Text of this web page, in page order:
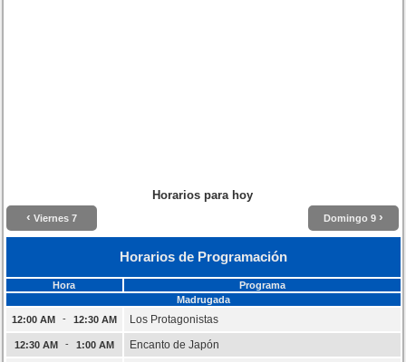
Horarios para hoy
‹ Viernes 7 Domingo 9 ›
Horarios de Programación
Hora
Programa
Madrugada
12:00 AM
- 12:30 AM Los Protagonistas
12:30 AM - 1:00 AM Encanto de Japón